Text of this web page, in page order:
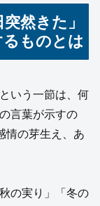
然きた」
ものとは
いう一節は、何
言葉が示すの
情の芽生え、あ
の実り」「冬の